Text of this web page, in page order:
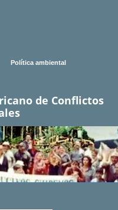
Política ambiental
de Conflictos